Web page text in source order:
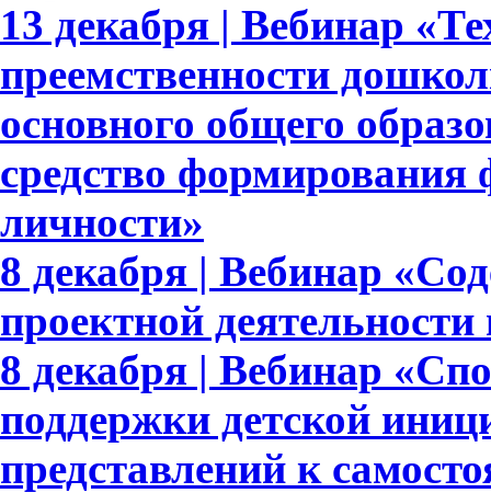
13 декабря | Вебинар
преемственности
основного общего
средство
личности»
8 декабря | Вебинар
проектной
8 декабря | Вебинар
поддержки детской
представлений к